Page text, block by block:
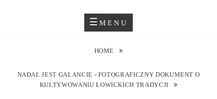
JUSTYNA EWA GROCHOWSKA
MENU
HOME
NADAL JEST GALANCIE - FOTOGRAFICZNY DOKUMENT O
KULTYWOWANIU ŁOWICKICH TRADYCJI